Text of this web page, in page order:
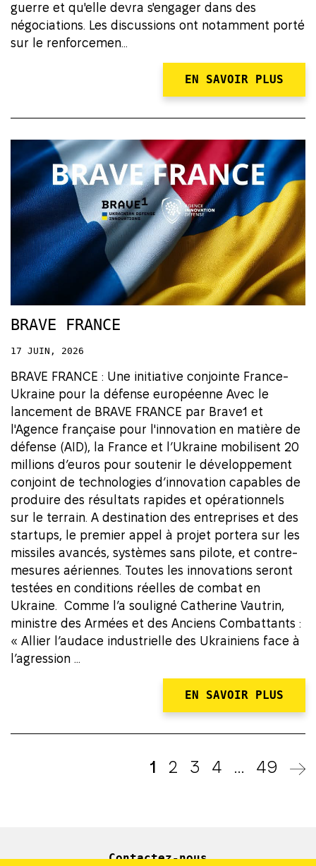
guerre et qu'elle devra s'engager dans des
négociations. Les discussions ont notamment porté
sur le renforcemen...
EN SAVOIR PLUS
BRAVE FRANCE
17 JUIN, 2026
BRAVE FRANCE : Une initiative conjointe France-
Ukraine pour la défense européenne Avec le
lancement de BRAVE FRANCE par Brave1 et
l'Agence française pour l'innovation en matière de
défense (AID), la France et l’Ukraine mobilisent 20
millions d’euros pour soutenir le développement
conjoint de technologies d’innovation capables de
produire des résultats rapides et opérationnels
sur le terrain. A destination des entreprises et des
startups, le premier appel à projet portera sur les
missiles avancés, systèmes sans pilote, et contre-
mesures aériennes. Toutes les innovations seront
testées en conditions réelles de combat en
Ukraine. Comme l’a souligné Catherine Vautrin,
ministre des Armées et des Anciens Combattants :
« Allier l’audace industrielle des Ukrainiens face à
l’agression ...
EN SAVOIR PLUS
1 2 3 4 … 49
Contactez-nous